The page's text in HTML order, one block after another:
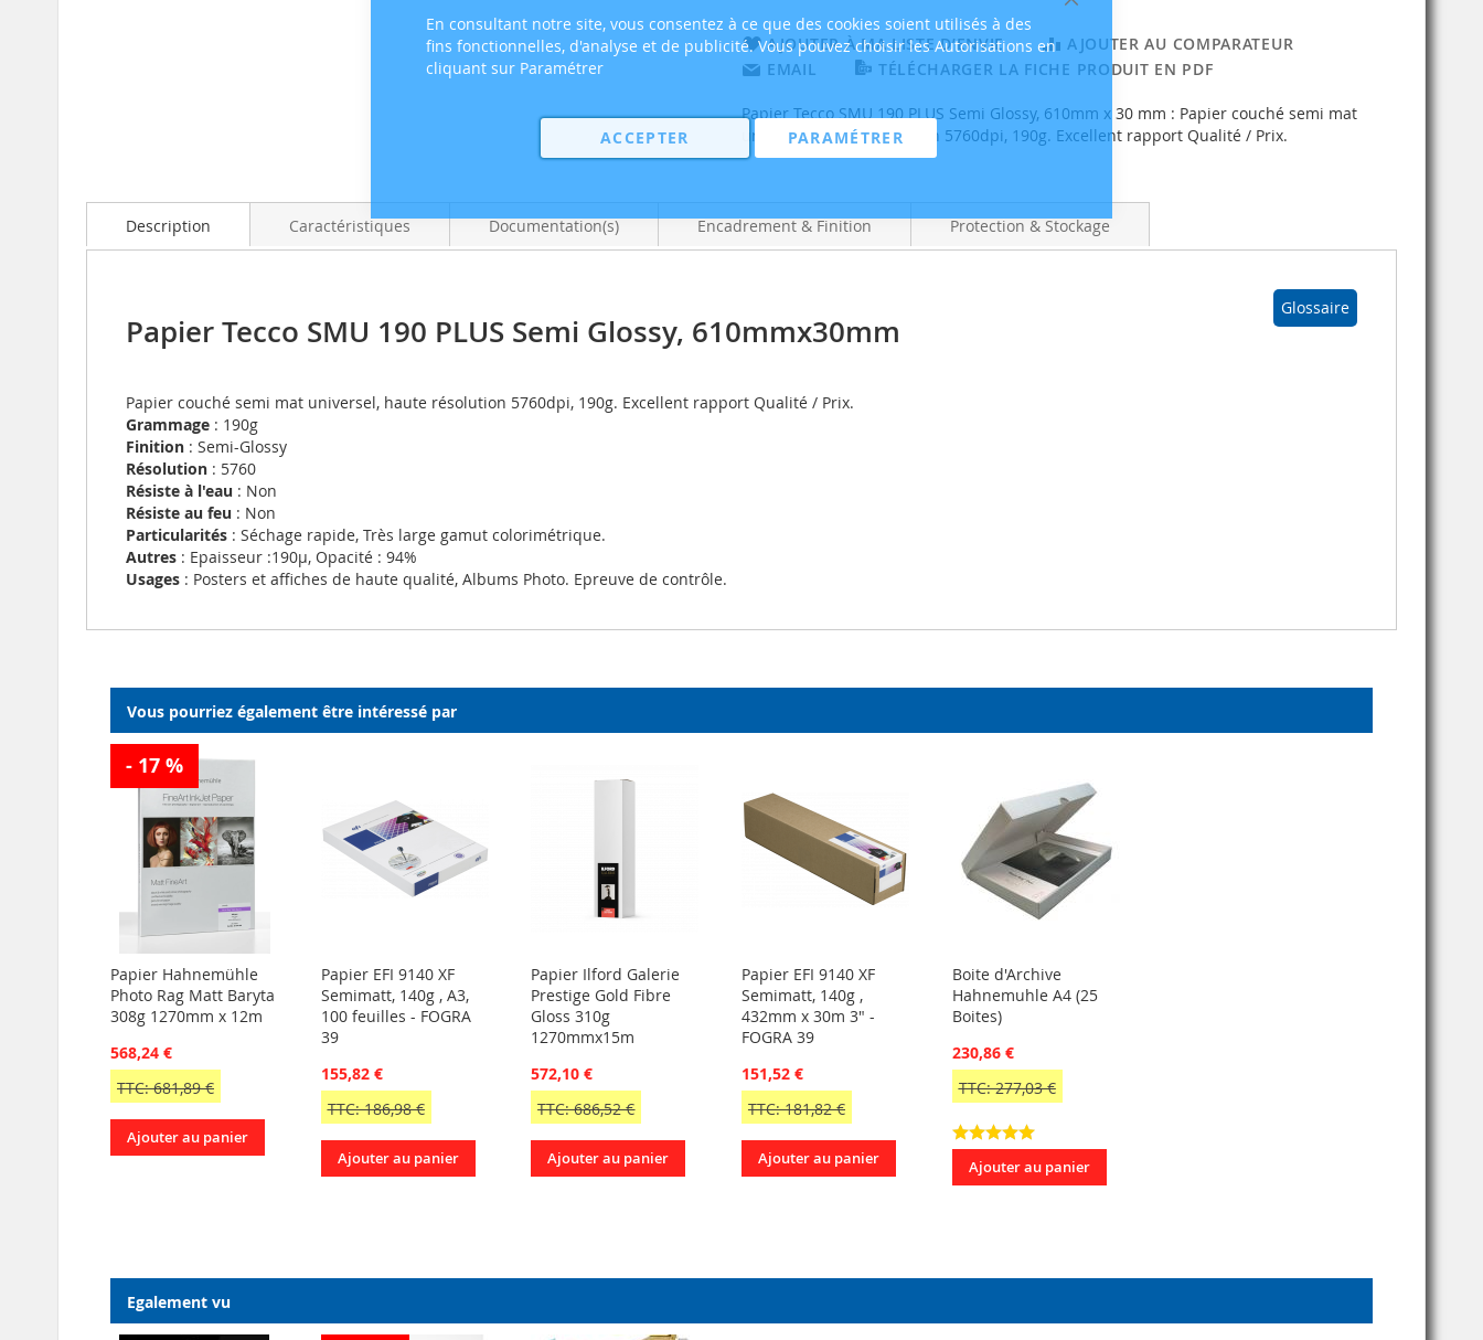
Fermer
En consultant notre site, vous consentez à ce que des cookies soient utilisés à des
fins fonctionnelles, d'analyse et de publicité. Vous pouvez choisir les Autorisations en
cliquant sur Paramétrer
ACCEPTER PARAMÉTRER
AJOUTER À MA LISTE D’ENVIE
AJOUTER AU COMPARATEUR
EMAIL
TÉLÉCHARGER LA FICHE PRODUIT EN PDF
Papier Tecco SMU 190 PLUS Semi Glossy, 610mm x 30 mm : Papier couché semi mat
universel, haute résolution 5760dpi, 190g. Excellent rapport Qualité / Prix.
beginning
the
Description
Glossaire
Papier Tecco SMU 190 PLUS Semi Glossy, 610mmx30mm
Papier couché semi mat universel, haute résolution 5760dpi, 190g. Excellent rapport Qualité / Prix.
Grammage : 190g
Finition : Semi-Glossy
Résolution : 5760
Résiste à l'eau : Non
Résiste au feu : Non
Particularités : Séchage rapide, Très large gamut colorimétrique.
Autres : Epaisseur :190µ, Opacité : 94%
Usages : Posters et affiches de haute qualité, Albums Photo. Epreuve de contrôle.
Caractéristiques Documentation(s) Encadrement & Finition Protection & Stockage
Vous pourriez également être intéressé par
- 17 %
Papier Hahnemühle
Photo Rag Matt Baryta
308g 1270mm x 12m
568,24 €
TTC: 681,89 €
Ajouter au panier
Papier EFI 9140 XF
Semimatt, 140g , A3,
100 feuilles - FOGRA
39
155,82 €
TTC: 186,98 €
Ajouter au panier
Papier Ilford Galerie
Prestige Gold Fibre
Gloss 310g
1270mmx15m
572,10 €
TTC: 686,52 €
Ajouter au panier
Papier EFI 9140 XF
Semimatt, 140g ,
432mm x 30m 3" -
FOGRA 39
151,52 €
TTC: 181,82 €
Ajouter au panier
Boite d'Archive
Hahnemuhle A4 (25
Boites)
230,86 €
TTC: 277,03 €
Ajouter au panier
Egalement vu